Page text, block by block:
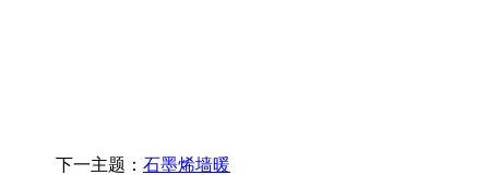
下一主题： 石墨烯墙暖